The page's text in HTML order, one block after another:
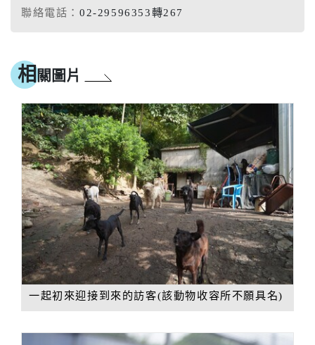
聯絡電話： 02-29596353轉267
相 關圖片
一起初來迎接到來的訪客(該動物收容所不願具名)